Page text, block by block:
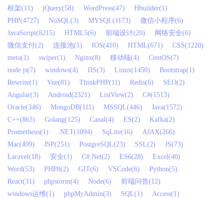
框架(11) jQuery(58) WordPress(47)
Hbuilder(1)
PHP(4727)
NoSQL(3) MYSQL(1173)
微信小程序(6)
JavaScript(8215)
HTML5(6) 前端设计(20)
网络安全(6)
微信支付(2)
连接池(1) IOS(410) HTML(671)
CSS(1220)
meta(1)
swiper(1) Nginx(8) 移动端(4)
CentOS(7)
node.js(7)
windows(4) IIS(3) Linux(1450)
Bootstrap(1)
Rewrite(1)
Vue(81) ThinkPHP(11) Redis(6)
SEO(2)
Angular(3)
Android(2321) ListView(2)
C#(1513)
Oracle(346)
MongoDB(111) MSSQL(446)
Java(1572)
C++(863)
Golang(125) Canal(4) ES(2)
Kafka(2)
Prometheus(1)
.NET(1094) SqLite(16)
AJAX(266)
Mac(499)
JSP(251) PostgreSQL(23) SSL(2)
JS(73)
Laravel(18)
安全(1) C#.Net(2) ES6(28)
Excel(40)
Word(53)
PHP8(2) GIT(6) VSCode(6)
Python(5)
React(31)
phpstorm(4) Node(6)
前端问答(12)
windows运维(1)
phpMyAdmin(3) SQL(1)
Access(1)